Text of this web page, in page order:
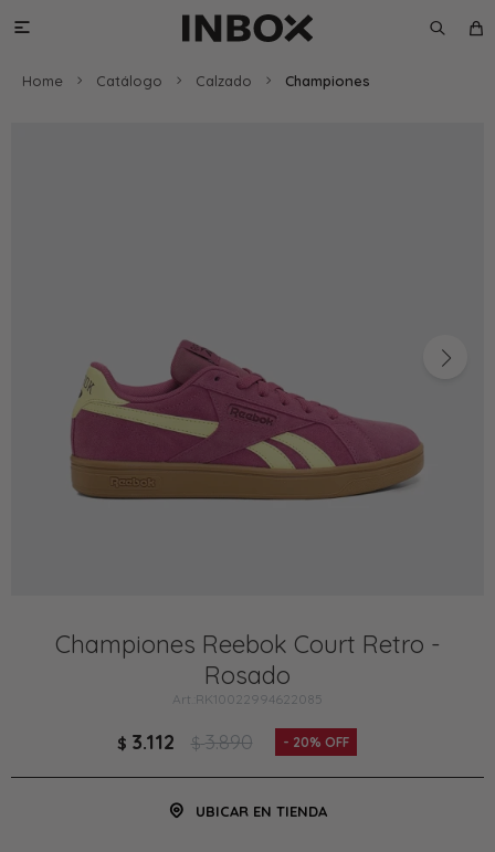

Home Catálogo Calzado Championes
Championes Reebok Court Retro -
Rosado
RK10022994622085
$ 3.112 $ 3.890 20
UBICAR EN TIENDA